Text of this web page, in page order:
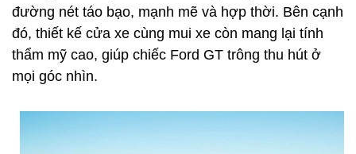
đường nét táo bạo, mạnh mẽ và hợp thời. Bên cạnh
đó, thiết kế cửa xe cùng mui xe còn mang lại tính
thẩm mỹ cao, giúp chiếc Ford GT trông thu hút ở
mọi góc nhìn.